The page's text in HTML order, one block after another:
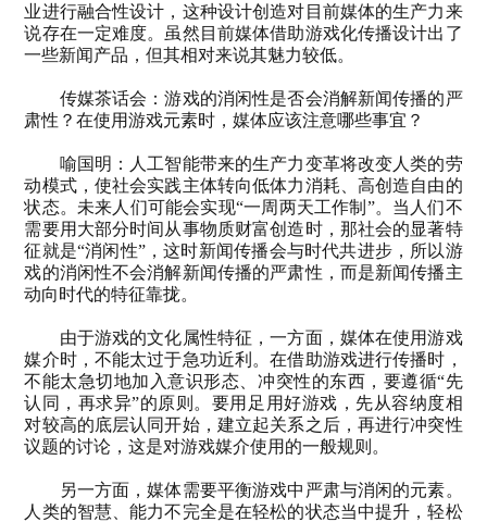
业进行融合性设计，这种设计创造对目前媒体的生产力来
说存在一定难度。虽然目前媒体借助游戏化传播设计出了
一些新闻产品，但其相对来说其魅力较低。
传媒茶话会：游戏的消闲性是否会消解新闻传播的严
肃性？在使用游戏元素时，媒体应该注意哪些事宜？
喻国明：人工智能带来的生产力变革将改变人类的劳
动模式，使社会实践主体转向低体力消耗、高创造自由的
状态。未来人们可能会实现“一周两天工作制”。当人们不
需要用大部分时间从事物质财富创造时，那社会的显著特
征就是“消闲性”，这时新闻传播会与时代共进步，所以游
戏的消闲性不会消解新闻传播的严肃性，而是新闻传播主
动向时代的特征靠拢。
由于游戏的文化属性特征，一方面，媒体在使用游戏
媒介时，不能太过于急功近利。在借助游戏进行传播时，
不能太急切地加入意识形态、冲突性的东西，要遵循“先
认同，再求异”的原则。要用足用好游戏，先从容纳度相
对较高的底层认同开始，建立起关系之后，再进行冲突性
议题的讨论，这是对游戏媒介使用的一般规则。
另一方面，媒体需要平衡游戏中严肃与消闲的元素。
人类的智慧、能力不完全是在轻松的状态当中提升，轻松